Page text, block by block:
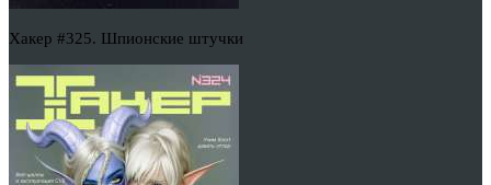
Хакер #325. Шпионские штучки